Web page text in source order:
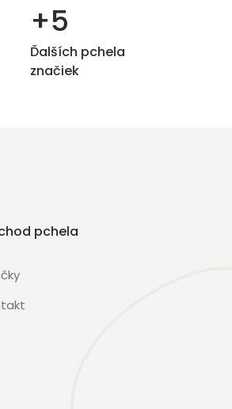
+5
Ďalších pchela
značiek
pchela